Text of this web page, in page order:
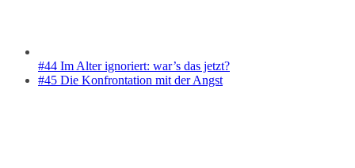
#44 Im Alter ignoriert: war’s das jetzt?
#45 Die Konfrontation mit der Angst